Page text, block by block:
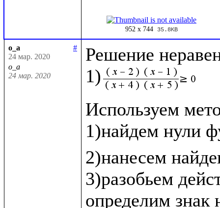
952 x 744 35.8KB
o_a
#
24 мар. 2020
o_a
24 мар. 2020
Решение
1)
Используем
1)найдем нули
2)нанесем
3)разобьем